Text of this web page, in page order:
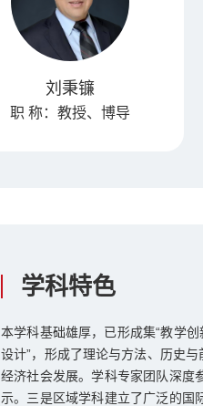
刘秉镰
职 称：教授、博导
学科特色
本学科基础雄厚，已形成集“教学
设计”，形成了理论与方法、历史
经济社会发展。学科专家团队深度
示。三是区域学科建立了广泛的国